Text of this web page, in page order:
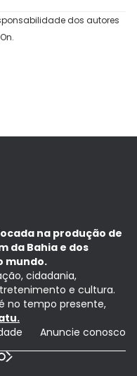
dos autores
na produção de
da Bahia e dos
mundo.
cidadania,
e cultura.
no tempo presente,
Anuncie conosco